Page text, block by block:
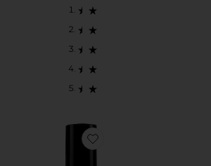
Favorite GOLD LUST 헤어 오일